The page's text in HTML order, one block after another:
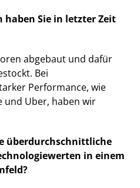
haben Sie in letzter Zeit
abgebaut und dafür
Bei
Performance, wie
und Uber, haben wir
überdurchschnittliche
in einem